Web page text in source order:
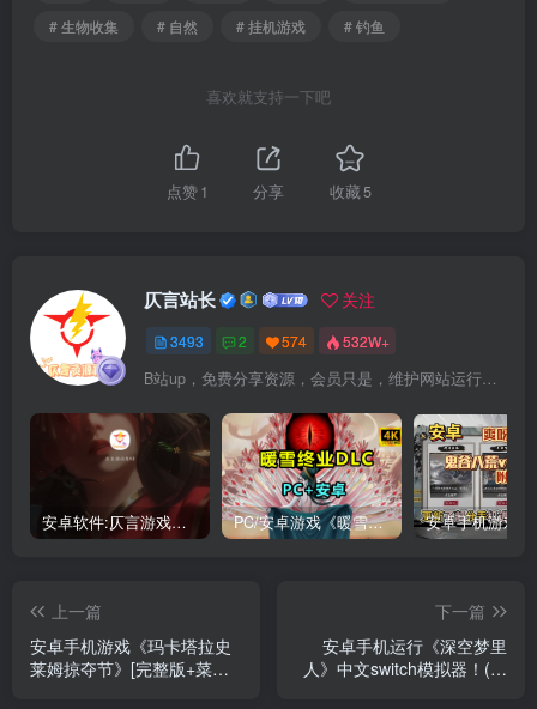
# 生物收集
# 自然 # 挂机游戏 # 钓鱼
喜欢就支持一下吧
点赞1 分享 收藏5
仄言站长 关注
3493 2 574 532W+
B站up，免费分享资源，会员只是，维护网站运行，会员权利为可以支持本地下载，更多内容，敬请期待！
安卓软件:仄言游戏库4.0APP全新上架了！没有下的赶紧下载呀！ PC/安卓游戏《暖雪最新v3.1.0.1》终业DLC整合版！
上一篇
安卓手机游戏《玛卡塔拉史
莱姆掠夺节》[完整版+菜单
下一篇
安卓手机运行《深空梦里
人》中文switch模拟器！(游